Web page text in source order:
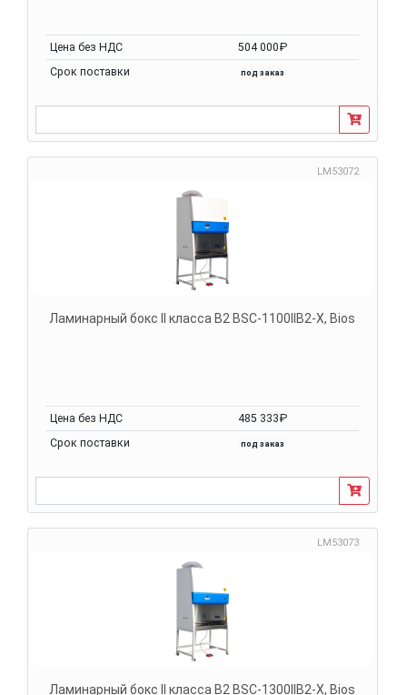
Цена без НДС
504 000₽
Срок поставки
под заказ
LM53072
Ламинарный бокс II класса B2 BSC-1100IIB2-X, Bios
Цена без НДС
485 333₽
Срок поставки
под заказ
LM53073
Ламинарный бокс II класса B2 BSC-1300IIB2-X, Bios